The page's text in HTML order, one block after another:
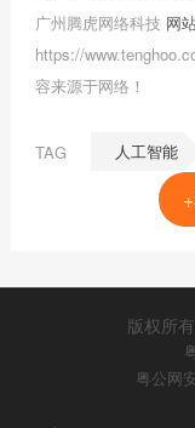
广州腾虎网络科技 网
https://
容来源于网络！
TAG 人工智能
版权所
粤公网